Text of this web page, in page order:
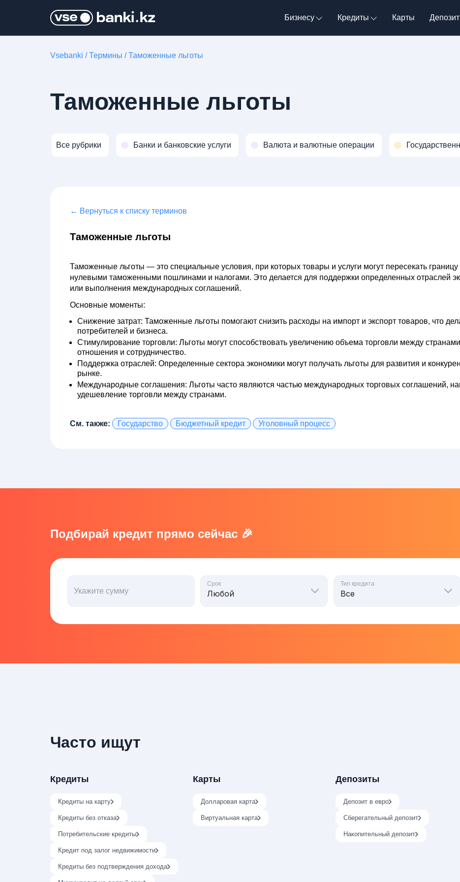
Бизнесу Кредиты Карты
Vsebanki /Термины /Таможенные льготы
Таможенные льготы
Все рубрики Банки и банковские услуги Валюта и валютные операции
← Вернуться к списку терминов
Таможенные льготы
Таможенные льготы — это специальные условия, при которых товары и услуги могут пересекать
нулевыми таможенными пошлинами и налогами. Это делается для поддержки определенных отраслей
или выполнения международных соглашений.
Основные моменты:
Снижение затрат: Таможенные льготы помогают снизить расходы на импорт и экспорт товаров, что
потребителей и бизнеса.
Стимулирование торговли: Льготы могут способствовать увеличению объема торговли между
отношения и сотрудничество.
Поддержка отраслей: Определенные сектора экономики могут получать льготы для развития и
рынке.
Международные соглашения: Льготы часто являются частью международных торговых соглашений,
удешевление торговли между странами.
См. также: Государство Бюджетный кредит Уголовный процесс
Подбирай кредит прямо сейчас 🎉
Укажите сумму
Срок Тип кредита
Часто ищут
Кредиты
Кредиты на карту
Кредиты без отказа
Потребительские кредиты
Кредит под залог недвижимости
Кредиты без подтверждения дохода
Карты
Долларовая карта
Виртуальная карта
Депозиты
Депозит в евро
Сберегательный депозит
Накопительный депозит